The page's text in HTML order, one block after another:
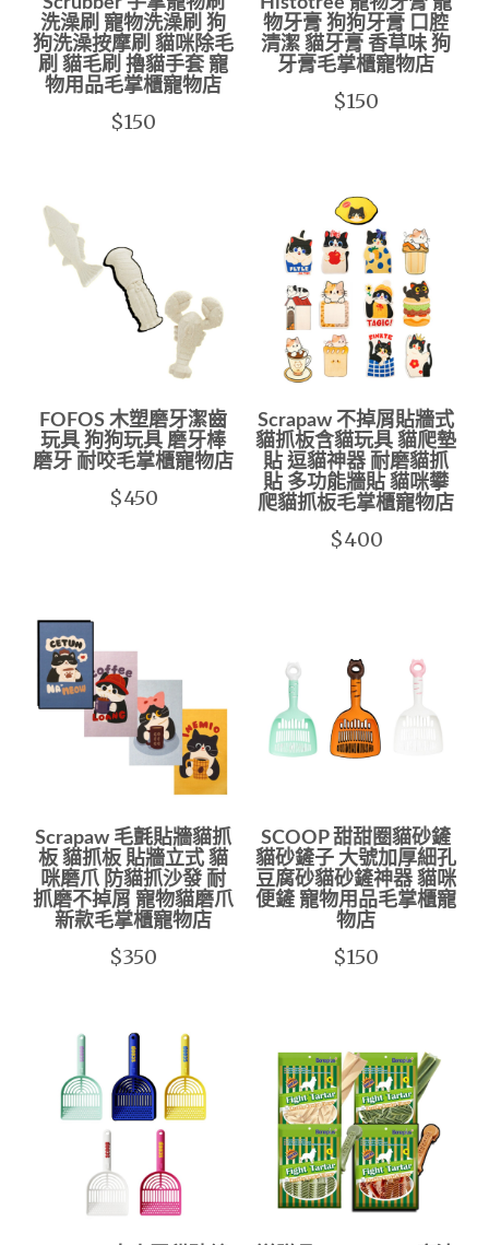
洗澡刷 寵物洗澡刷 狗
狗洗澡按摩刷 貓咪除毛
刷 貓毛刷 擼貓手套 寵
物用品毛掌櫃寵物店
$150
物牙膏 狗狗牙膏 口腔
清潔 貓牙膏 香草味 狗
牙膏毛掌櫃寵物店
$150
FOFOS 木塑磨牙潔齒
玩具 狗狗玩具 磨牙棒
磨牙 耐咬毛掌櫃寵物店
$450
Scrapaw 不掉屑貼牆式
貓抓板含貓玩具 貓爬墊
貼 逗貓神器 耐磨貓抓
貼 多功能牆貼 貓咪攀
爬貓抓板毛掌櫃寵物店
$400
Scrapaw 毛氈貼牆貓抓
板 貓抓板 貼牆立式 貓
咪磨爪 防貓抓沙發 耐
抓磨不掉屑 寵物貓磨爪
新款毛掌櫃寵物店
$350
SCOOP 甜甜圈貓砂鏟
貓砂鏟子 大號加厚細孔
豆腐砂貓砂鏟神器 貓咪
便鏟 寵物用品毛掌櫃寵
物店
$150